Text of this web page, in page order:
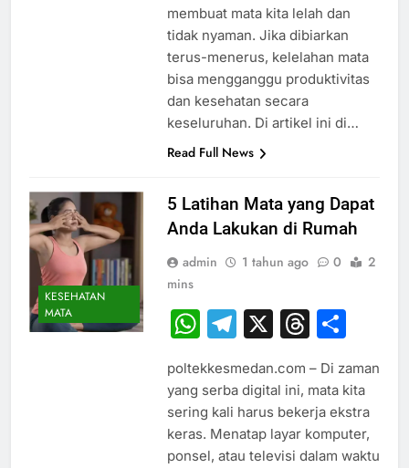
membuat mata kita lelah dan
tidak nyaman. Jika dibiarkan
terus-menerus, kelelahan mata
bisa mengganggu produktivitas
dan kesehatan secara
keseluruhan. Di artikel ini di…
Read Full News
KESEHATAN
MATA
5 Latihan Mata yang Dapat
Anda Lakukan di Rumah
admin 1 tahun ago 0
2
mins
WhatsApp
Telegram
X
poltekkesmedan.com – Di zaman
yang serba digital ini, mata kita
sering kali harus bekerja ekstra
keras. Menatap layar komputer,
ponsel, atau televisi dalam waktu